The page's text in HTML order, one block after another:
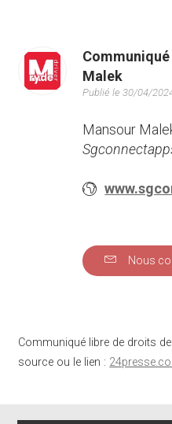
Malek
Publié le 30/04/
Mansour
Nous
Communiqué libre de droits
source ou le lien :